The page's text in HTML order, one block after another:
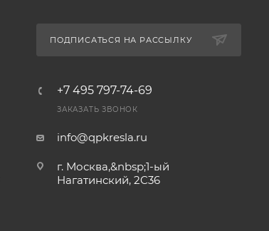
ПОДПИСАТЬСЯ НА РАССЫЛКУ
+7 495 797-74-69
ЗАКАЗАТЬ ЗВОНОК
info@qpkresla.ru
г. Москва,&nbsp;1-ый
Нагатинский, 2C36